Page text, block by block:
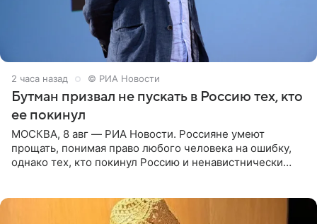
2 часа назад © РИА Новости
Бутман призвал не пускать в Россию тех, кто
ее покинул
МОСКВА, 8 авг — РИА Новости. Россияне умеют
прощать, понимая право любого человека на ошибку,
однако тех, кто покинул Россию и ненавистнически